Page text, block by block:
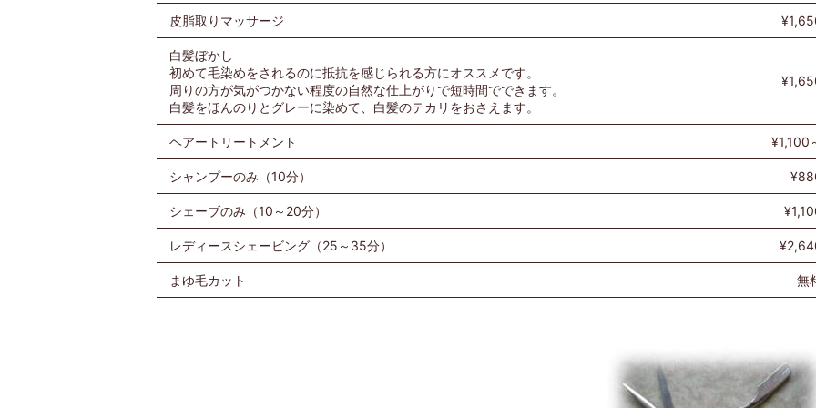
皮脂取りマッサージ
白髪ぼかし
初めて毛染めをされるのに抵抗を感じられる方にオススメです。
周りの方が気がつかない程度の自然な仕上がりで短時間でできます。
白髪をほんのりとグレーに染めて、白髪のテカリをおさえます。
ヘアートリートメント ¥1,100
シャンプーのみ（10分）
シェーブのみ（10～20分）
レディースシェービング（25～35分）
まゆ毛カット 無